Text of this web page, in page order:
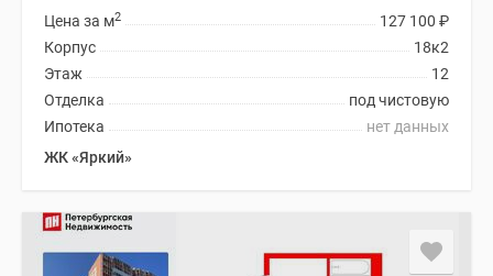
127 100 ₽
Цена за м2
18к2
Корпус
12
Этаж
под чистовую
Отделка
нет данных
Ипотека
ЖК «Яркий»